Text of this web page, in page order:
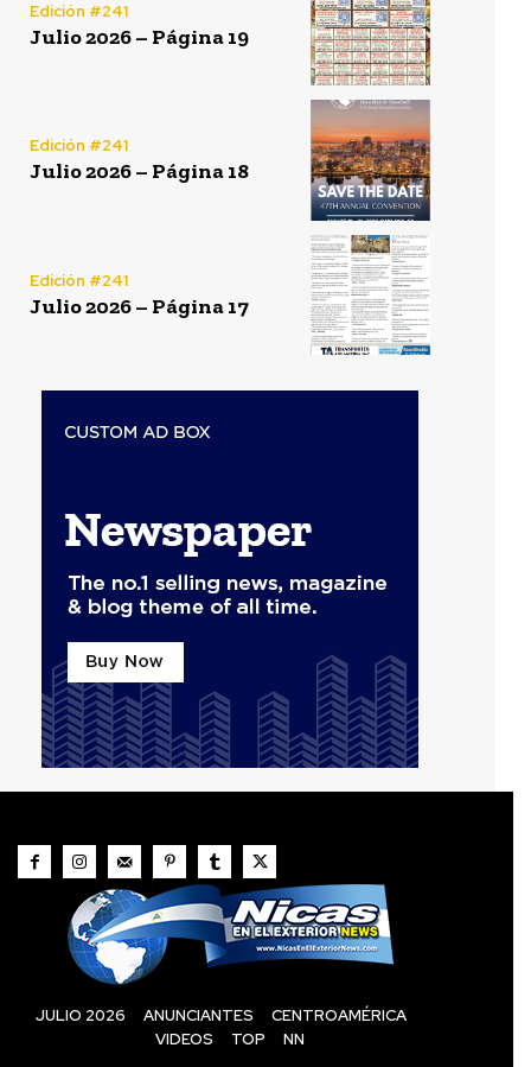
Edición #241
Julio 2026 – Página 19
Edición #241
Julio 2026 – Página 18
Edición #241
Julio 2026 – Página 17
JULIO 2026 ANUNCIANTES
CENTROAMÉRICA
VIDEOS
TOP NN